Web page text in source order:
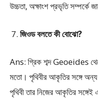
উচ্চতা, অক্ষাংশ প্রভৃতি সম্পর্কে
জিওড বলতে কী বোঝো?
Ans: গ্রিক শব্দ Geoeides
মতো। পৃথিবীর আকৃতির সঙ্গে
পৃথিবী তার নিজের আকৃতির